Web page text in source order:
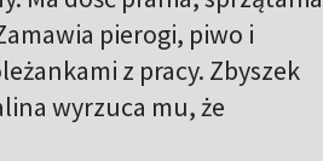
pierogi, piwo i
z pracy. Zbyszek
wyrzuca mu, że